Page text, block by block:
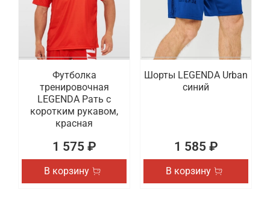
Футболка
тренировочная
LEGENDA Рать с
коротким рукавом,
красная
1 575 ₽
В корзину
Шорты LEGENDA Urban
синий
1 585 ₽
В корзину